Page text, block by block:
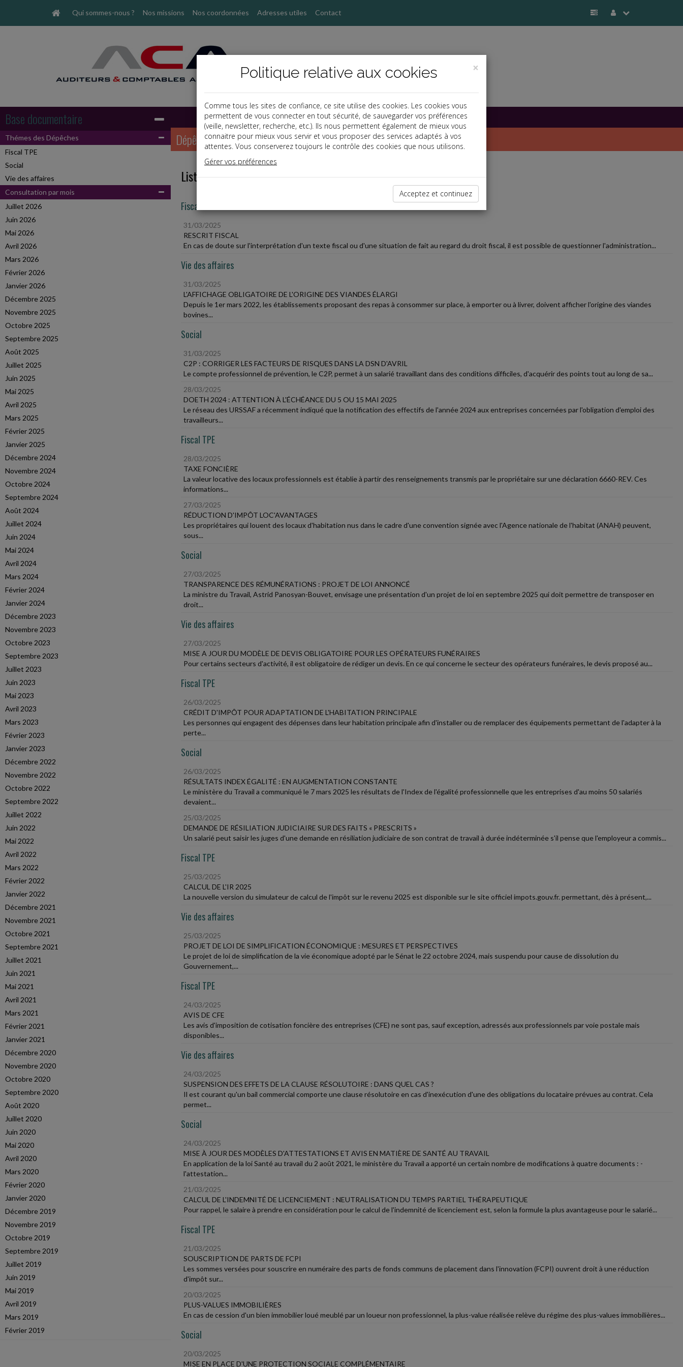
Qui sommes-nous ? Nos missions Nos coordonnées Adresses utiles Contact
Base documentaire
Thémes des Dépêches
Fiscal TPE
Social
Vie des affaires
Consultation par mois
Juillet 2026
Juin 2026
Mai 2026
Avril 2026
Mars 2026
Février 2026
Janvier 2026
Décembre 2025
Novembre 2025
Octobre 2025
Septembre 2025
Août 2025
Juillet 2025
Juin 2025
Mai 2025
Avril 2025
Mars 2025
Février 2025
Janvier 2025
Décembre 2024
Novembre 2024
Octobre 2024
Septembre 2024
Août 2024
Juillet 2024
Juin 2024
Mai 2024
Avril 2024
Mars 2024
Février 2024
Janvier 2024
Décembre 2023
Novembre 2023
Octobre 2023
Septembre 2023
Juillet 2023
Juin 2023
Mai 2023
Avril 2023
Mars 2023
Février 2023
Janvier 2023
Décembre 2022
Novembre 2022
Octobre 2022
Septembre 2022
Juillet 2022
Juin 2022
Mai 2022
Avril 2022
Mars 2022
Février 2022
Janvier 2022
Décembre 2021
Novembre 2021
Octobre 2021
Septembre 2021
Juillet 2021
Juin 2021
Mai 2021
Avril 2021
Mars 2021
Février 2021
Janvier 2021
Décembre 2020
Novembre 2020
Octobre 2020
Septembre 2020
Août 2020
Juillet 2020
Juin 2020
Mai 2020
Avril 2020
Mars 2020
Février 2020
Janvier 2020
Décembre 2019
Novembre 2019
Octobre 2019
Septembre 2019
Juillet 2019
Juin 2019
Mai 2019
Avril 2019
Mars 2019
Février 2019
Dépêches
Liste des dernières dépêches
Fiscal TPE
31/03/2025
RESCRIT FISCAL
En cas de doute sur l'interprétation d'un texte fiscal ou d'une situation de fait au regard du droit fiscal, il est possible de questionner l'administration...
Vie des affaires
31/03/2025
L'AFFICHAGE OBLIGATOIRE DE L'ORIGINE DES VIANDES ÉLARGI
Depuis le 1er mars 2022, les établissements proposant des repas à consommer sur place, à emporter ou à livrer, doivent afficher l'origine des viandes
bovines...
Social
31/03/2025
C2P : CORRIGER LES FACTEURS DE RISQUES DANS LA DSN D'AVRIL
Le compte professionnel de prévention, le C2P, permet à un salarié travaillant dans des conditions difficiles, d'acquérir des points tout au long de sa...
28/03/2025
DOETH 2024 : ATTENTION À L'ÉCHÉANCE DU 5 OU 15 MAI 2025
Le réseau des URSSAF a récemment indiqué que la notification des effectifs de l'année 2024 aux entreprises concernées par l'obligation d'emploi des
travailleurs...
Fiscal TPE
28/03/2025
TAXE FONCIÈRE
La valeur locative des locaux professionnels est établie à partir des renseignements transmis par le propriétaire sur une déclaration 6660-REV. Ces
informations...
27/03/2025
RÉDUCTION D'IMPÔT LOC'AVANTAGES
Les propriétaires qui louent des locaux d'habitation nus dans le cadre d'une convention signée avec l'Agence nationale de l'habitat (ANAH) peuvent,
sous...
Social
27/03/2025
TRANSPARENCE DES RÉMUNÉRATIONS : PROJET DE LOI ANNONCÉ
La ministre du Travail, Astrid Panosyan-Bouvet, envisage une présentation d'un projet de loi en septembre 2025 qui doit permettre de transposer en
droit...
Vie des affaires
27/03/2025
MISE A JOUR DU MODÈLE DE DEVIS OBLIGATOIRE POUR LES OPÉRATEURS FUNÉRAIRES
Pour certains secteurs d'activité, il est obligatoire de rédiger un devis. En ce qui concerne le secteur des opérateurs funéraires, le devis proposé au...
Fiscal TPE
26/03/2025
CRÉDIT D'IMPÔT POUR ADAPTATION DE L'HABITATION PRINCIPALE
Les personnes qui engagent des dépenses dans leur habitation principale afin d'installer ou de remplacer des équipements permettant de l'adapter à la
perte...
Social
26/03/2025
RÉSULTATS INDEX ÉGALITÉ : EN AUGMENTATION CONSTANTE
Le ministère du Travail a communiqué le 7 mars 2025 les résultats de l'Index de l'égalité professionnelle que les entreprises d'au moins 50 salariés
devaient...
25/03/2025
DEMANDE DE RÉSILIATION JUDICIAIRE SUR DES FAITS « PRESCRITS »
Un salarié peut saisir les juges d'une demande en résiliation judiciaire de son contrat de travail à durée indéterminée s'il pense que l'employeur a commis...
Fiscal TPE
25/03/2025
CALCUL DE L'IR 2025
La nouvelle version du simulateur de calcul de l'impôt sur le revenu 2025 est disponible sur le site officiel impots.gouv.fr. permettant, dès à présent,...
Vie des affaires
25/03/2025
PROJET DE LOI DE SIMPLIFICATION ÉCONOMIQUE : MESURES ET PERSPECTIVES
Le projet de loi de simplification de la vie économique adopté par le Sénat le 22 octobre 2024, mais suspendu pour cause de dissolution du
Gouvernement,...
Fiscal TPE
24/03/2025
AVIS DE CFE
Les avis d'imposition de cotisation foncière des entreprises (CFE) ne sont pas, sauf exception, adressés aux professionnels par voie postale mais
disponibles...
Vie des affaires
24/03/2025
SUSPENSION DES EFFETS DE LA CLAUSE RÉSOLUTOIRE : DANS QUEL CAS ?
Il est courant qu'un bail commercial comporte une clause résolutoire en cas d'inexécution d'une des obligations du locataire prévues au contrat. Cela
permet...
Social
24/03/2025
MISE À JOUR DES MODÈLES D'ATTESTATIONS ET AVIS EN MATIÈRE DE SANTÉ AU TRAVAIL
En application de la loi Santé au travail du 2 août 2021, le ministère du Travail a apporté un certain nombre de modifications à quatre documents : -
l'attestation...
21/03/2025
CALCUL DE L'INDEMNITÉ DE LICENCIEMENT : NEUTRALISATION DU TEMPS PARTIEL THÉRAPEUTIQUE
Pour rappel, le salaire à prendre en considération pour le calcul de l'indemnité de licenciement est, selon la formule la plus avantageuse pour le salarié...
Fiscal TPE
21/03/2025
SOUSCRIPTION DE PARTS DE FCPI
Les sommes versées pour souscrire en numéraire des parts de fonds communs de placement dans l'innovation (FCPI) ouvrent droit à une réduction
d'impôt sur...
20/03/2025
PLUS-VALUES IMMOBILIÈRES
En cas de cession d'un bien immobilier loué meublé par un loueur non professionnel, la plus-value réalisée relève du régime des plus-values immobilières...
Social
20/03/2025
MISE EN PLACE D'UNE PROTECTION SOCIALE COMPLÉMENTAIRE
×
Politique relative aux cookies
Comme tous les sites de confiance, ce site utilise des cookies. Les cookies vous
permettent de vous connecter en tout sécurité, de sauvegarder vos préférences
(veille, newsletter, recherche, etc.). Ils nous permettent également de mieux vous
connaitre pour mieux vous servir et vous proposer des services adaptés à vos
attentes. Vous conserverez toujours le contrôle des cookies que nous utilisons.
Gérer vos préférences
Acceptez et continuez